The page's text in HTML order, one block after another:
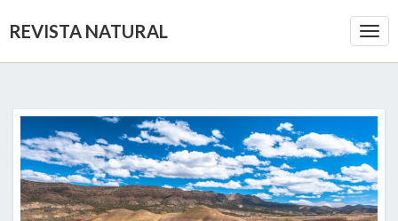
REVISTA NATURAL